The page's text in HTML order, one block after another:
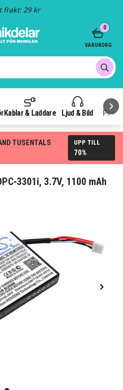
frakt: 29 kr
Kablar & Laddare Ljud & Bild
0
VARUKORG
TUSENTALS
UPP TILL
70%
3301i, 3.7V, 1100 mAh